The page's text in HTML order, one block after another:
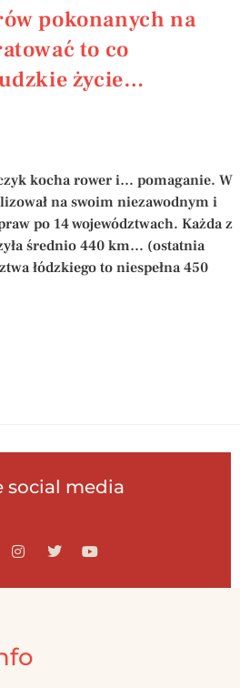
pokonanych na
to co
życie…
kocha rower i… pomaganie. W
na swoim niezawodnym i
po 14 województwach. Każda z
średnio 440 km… (ostatnia
łódzkiego to niespełna 450
social media